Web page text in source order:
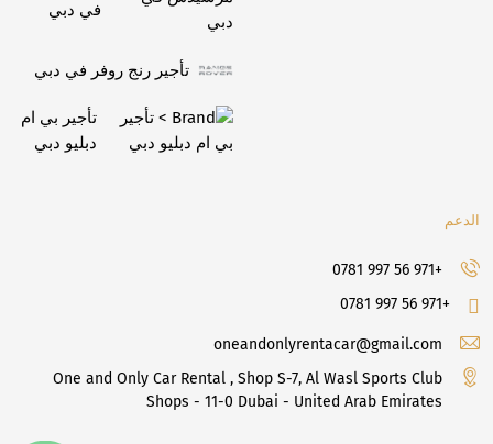
في دبي
تأجير رنج روفر في دبي
تأجير بي ام
دبليو دبي
الدعم
+971 56 997 0781
+971 56 997 0781
oneandonlyrentacar@gmail.com
One and Only Car Rental , Shop S-7, Al Wasl Sports Club
Shops - 11-0 Dubai - United Arab Emirates